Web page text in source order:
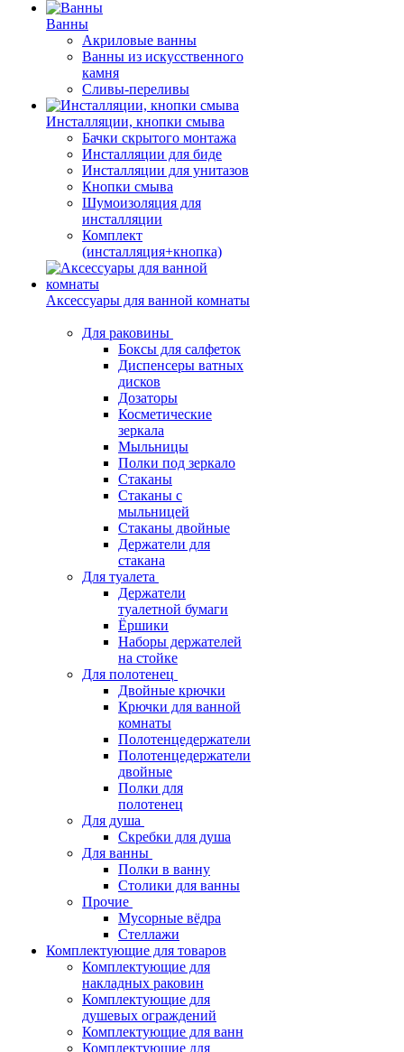
Ванны
Акриловые ванны
Ванны из искусственного
камня
Сливы-переливы
Инсталляции, кнопки смыва
Бачки скрытого монтажа
Инсталляции для биде
Инсталляции для унитазов
Кнопки смыва
Шумоизоляция для
инсталляции
Комплект
(инсталляция+кнопка)
Аксессуары для ванной комнаты
Для раковины
Боксы для салфеток
Диспенсеры ватных
дисков
Дозаторы
Косметические
зеркала
Мыльницы
Полки под зеркало
Стаканы
Стаканы с
мыльницей
Стаканы двойные
Держатели для
стакана
Для туалета
Держатели
туалетной бумаги
Ёршики
Наборы держателей
на стойке
Для полотенец
Двойные крючки
Крючки для ванной
комнаты
Полотенцедержатели
Полотенцедержатели
двойные
Полки для
полотенец
Для душа
Скребки для душа
Для ванны
Полки в ванну
Столики для ванны
Прочие
Мусорные вёдра
Стеллажи
Комплектующие для товаров
Комплектующие для
накладных раковин
Комплектующие для
душевых ограждений
Комплектующие для ванн
Комплектующие для